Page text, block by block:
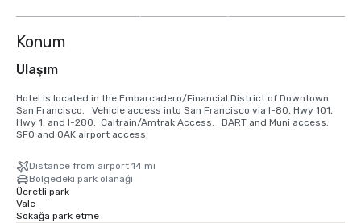
Konum
Ulaşım
Hotel is located in the Embarcadero/Financial District of Downtown
San Francisco.   Vehicle access into San Francisco via I-80, Hwy 101,
Hwy 1, and I-280.  Caltrain/Amtrak Access.   BART and Muni access.
SFO and OAK airport access.
Distance from airport 14 mi
Bölgedeki park olanağı
Ücretli park
Vale
Sokağa park etme